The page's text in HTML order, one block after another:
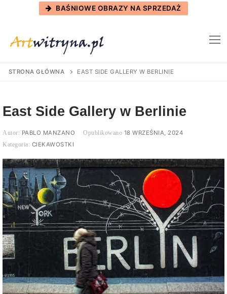
BAŚNIOWE OBRAZY NA SPRZEDAŻ
STRONA GŁÓWNA EAST SIDE GALLERY W BERLINIE
East Side Gallery w Berlinie
PABLO MANZANO
18 WRZEŚNIA, 2024
CIEKAWOSTKI